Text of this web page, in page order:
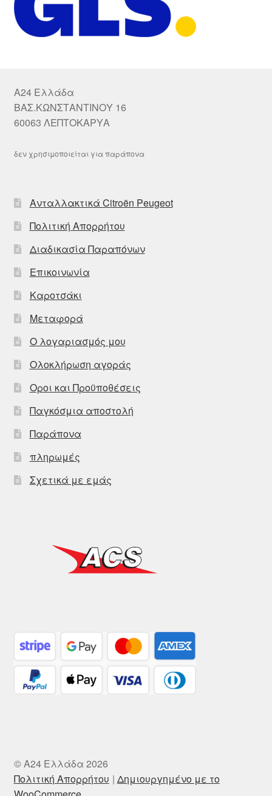
A24 Ελλάδα
ΒΑΣ.ΚΩΝΣΤΑΝΤΙΝΟΥ 16
60063 ΛΕΠΤΟΚΑΡΥΑ
δεν χρησιμοποιείται για παράπονα
Ανταλλακτικά Citroën Peugeot
Πολιτική Απορρήτου
Διαδικασία Παραπόνων
Επικοινωνία
Καροτσάκι
Μεταφορά
Ο λογαριασμός μου
Ολοκλήρωση αγοράς
Οροι και Προϋποθέσεις
Παγκόσμια αποστολή
Παράπονα
πληρωμές
Σχετικά με εμάς
© A24 Ελλάδα 2026
Πολιτική Απορρήτου
Δημιουργημένο με το